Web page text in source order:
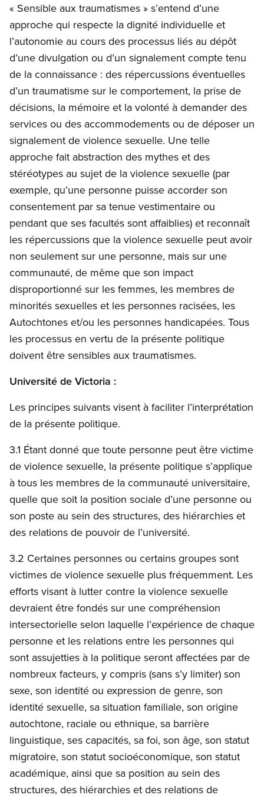
« Sensible aux traumatismes » s’entend d’une
approche qui respecte la dignité individuelle et
l’autonomie au cours des processus liés au dépôt
d’une divulgation ou d’un signalement compte tenu
de la connaissance : des répercussions éventuelles
d’un traumatisme sur le comportement, la prise de
décisions, la mémoire et la volonté à demander des
services ou des accommodements ou de déposer un
signalement de violence sexuelle. Une telle
approche fait abstraction des mythes et des
stéréotypes au sujet de la violence sexuelle (par
exemple, qu’une personne puisse accorder son
consentement par sa tenue vestimentaire ou
pendant que ses facultés sont affaiblies) et reconnaît
les répercussions que la violence sexuelle peut avoir
non seulement sur une personne, mais sur une
communauté, de même que son impact
disproportionné sur les femmes, les membres de
minorités sexuelles et les personnes racisées, les
Autochtones et/ou les personnes handicapées. Tous
les processus en vertu de la présente politique
doivent être sensibles aux traumatismes.
Université de Victoria :
Les principes suivants visent à faciliter l’interprétation
de la présente politique.
3.1 Étant donné que toute personne peut être victime
de violence sexuelle, la présente politique s’applique
à tous les membres de la communauté universitaire,
quelle que soit la position sociale d’une personne ou
son poste au sein des structures, des hiérarchies et
des relations de pouvoir de l’université.
3.2 Certaines personnes ou certains groupes sont
victimes de violence sexuelle plus fréquemment. Les
efforts visant à lutter contre la violence sexuelle
devraient être fondés sur une compréhension
intersectorielle selon laquelle l’expérience de chaque
personne et les relations entre les personnes qui
sont assujetties à la politique seront affectées par de
nombreux facteurs, y compris (sans s’y limiter) son
sexe, son identité ou expression de genre, son
identité sexuelle, sa situation familiale, son origine
autochtone, raciale ou ethnique, sa barrière
linguistique, ses capacités, sa foi, son âge, son statut
migratoire, son statut socioéconomique, son statut
académique, ainsi que sa position au sein des
structures, des hiérarchies et des relations de